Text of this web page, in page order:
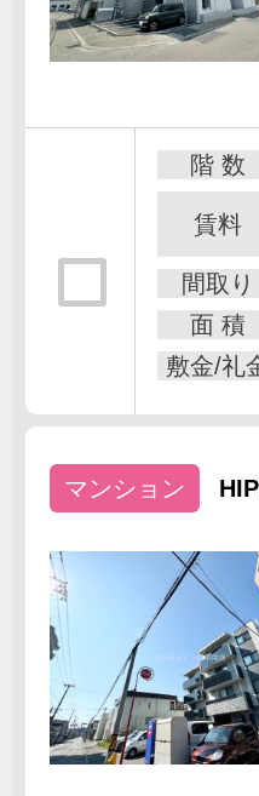
階 数
賃料
間取り
面 積
敷金/礼
マンション